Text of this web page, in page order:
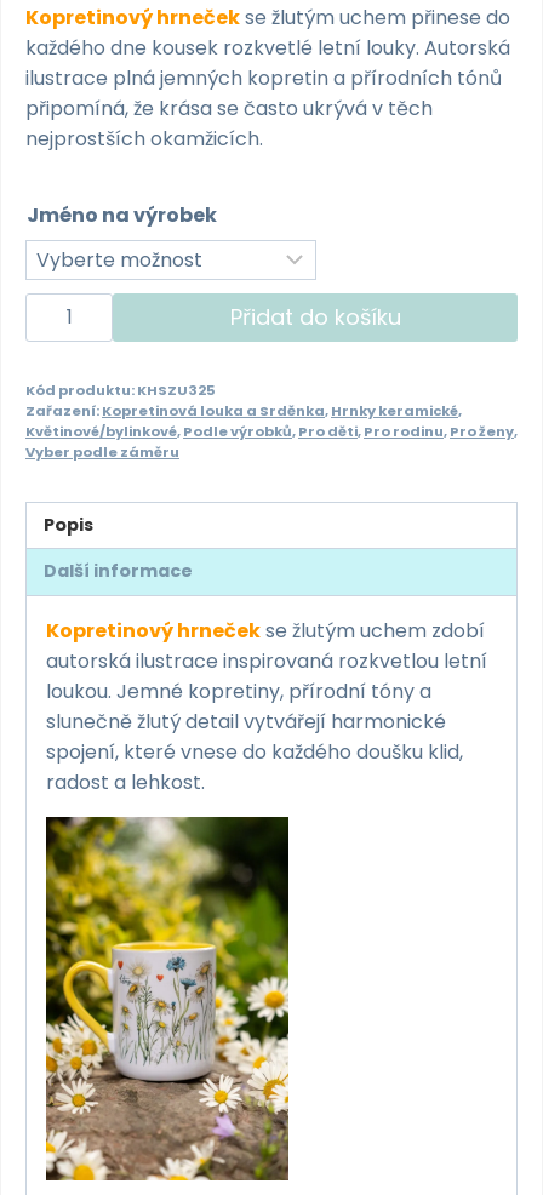
až
379,00 Kč
Kopretinový hrnečekse žlutým uchem přinese do
každého dne kousek rozkvetlé letní louky. Autorská
ilustrace plná jemných kopretin a přírodních tónů
připomíná, že krása se často ukrývá v těch
nejprostších okamžicích.
Jméno na výrobek
Kopretinový
hrneček
žlutým
uchem
325ml
Přidat do košíku
Kód produktu:KHSZU325
Zařazení:Kopretinová louka a Srděnka,Hrnky keramické,
Květinové/bylinkové,Podle výrobků,Pro děti,Pro rodinu,Pro ženy,
Vyber podle záměru
Popis
Další informace
Kopretinový hrnečekse žlutým uchem zdobí
autorská ilustrace inspirovaná rozkvetlou letní
loukou. Jemné kopretiny, přírodní tóny a
slunečně žlutý detail vytvářejí harmonické
spojení, které vnese do každého doušku klid,
radost a lehkost.